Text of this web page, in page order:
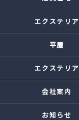
エクステリア
平屋
エクステリア
会社案内
お知らせ